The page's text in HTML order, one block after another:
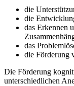
die
die
das Erkennen
das
die Förderung
Die Förderung
unterschiedlichen